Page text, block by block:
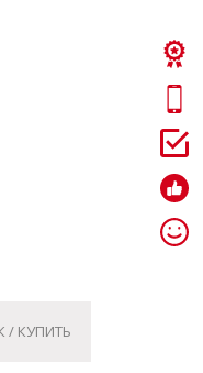
/ КУПИТЬ